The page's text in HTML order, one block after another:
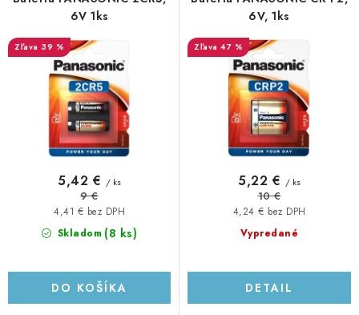
d
u
r
o
6V 1ks
39 %
Skladom (8 ks)
4,41 € bez DPH
5,42 € / ks
9 €
DO KOŠÍKA
6V, 1ks
47 %
Vypredané
4,24 € bez DPH
5,22 € / ks
10 €
DETAIL